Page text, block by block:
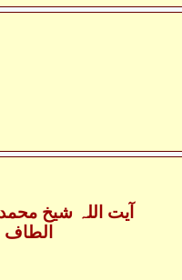
- آیت اللہ شیخ
-